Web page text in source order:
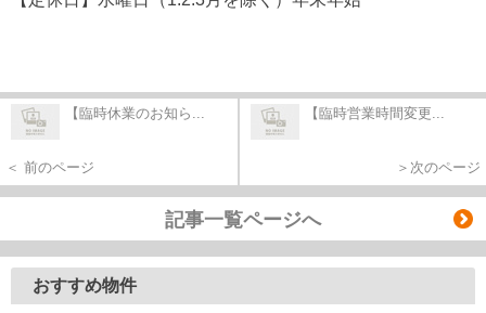
【臨時休業のお知ら...
＜ 前のページ
【臨時営業時間変更...
＞次のページ
記事一覧ページへ
おすすめ物件